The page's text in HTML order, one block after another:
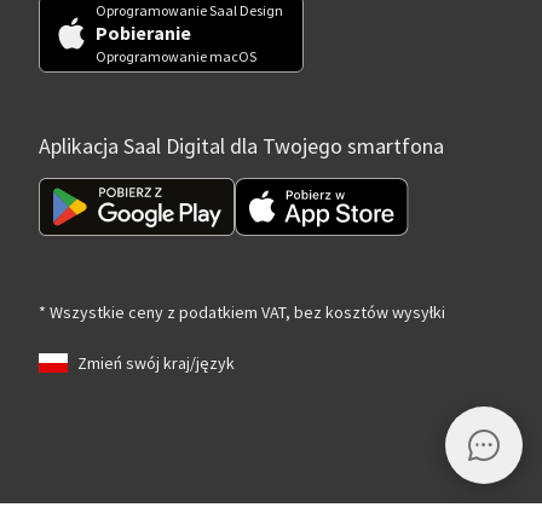
Oprogramowanie Saal Design
Pobieranie
Oprogramowanie macOS
Aplikacja Saal Digital dla Twojego smartfona
* Wszystkie ceny z podatkiem VAT, bez kosztów wysyłki
Zmień swój kraj/język